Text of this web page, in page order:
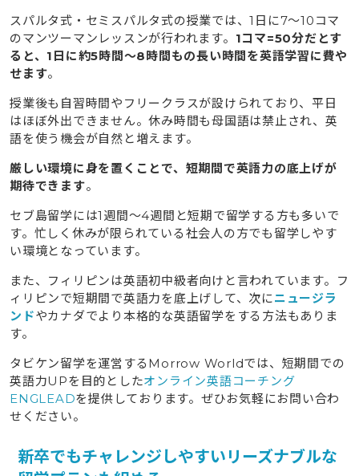
7社会人（大人）のセブ島留学で後悔しないために気を付
けたいこと
7.1
ら留学に臨む
7.2目的なしで留学を始めたり受動的な勉強スタイル
を続けたりしない
7.3留学費用の安さだけを追い求めて滞在中の生活を
我慢しすぎない
8セブ島留学にかかる費用は社会人（大人）でも奨学金で
負担を減らせます
9
社会人（大人）でセブ島留学にチャレンジして短期で英
語力を上げよう
10 pecoちゃんが語る、語学学校で英語力アップ＆英語だ
けのホームディナー体験！
スパルタ式・セミスパルタ式の授業では、1日に7〜10コマ
のマンツーマンレッスンが行われます。 1コマ=50分だとす
ると、1日に約5時間〜8時間もの長い時間を英語学習に費や
せます。
授業後も自習時間やフリークラスが設けられており、平日
はほぼ外出できません。休み時間も母国語は禁止され、英
語を使う機会が自然と増えます。
厳しい環境に身を置くことで、短期間で英語力の底上げが
期待できます。
セブ島留学には1週間〜4週間と短期で留学する方も多いで
す。忙しく休みが限られている社会人の方でも留学しやす
い環境となっています。
また、フィリピンは英語初中級者向けと言われています。フ
ィリピンで短期間で英語力を底上げして、次にニュージラ
ンドやカナダでより本格的な英語留学をする方法もありま
す。
タビケン留学を運営するMorrow Worldでは、短期間での
英語力UPを目的としたオンライン英語コーチング
ENGLEADを提供しております。ぜひお気軽にお問い合わ
せください。
新卒でもチャレンジしやすいリーズナブルな